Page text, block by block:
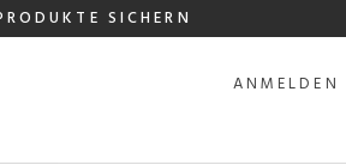
SICHERN
ANMELDEN